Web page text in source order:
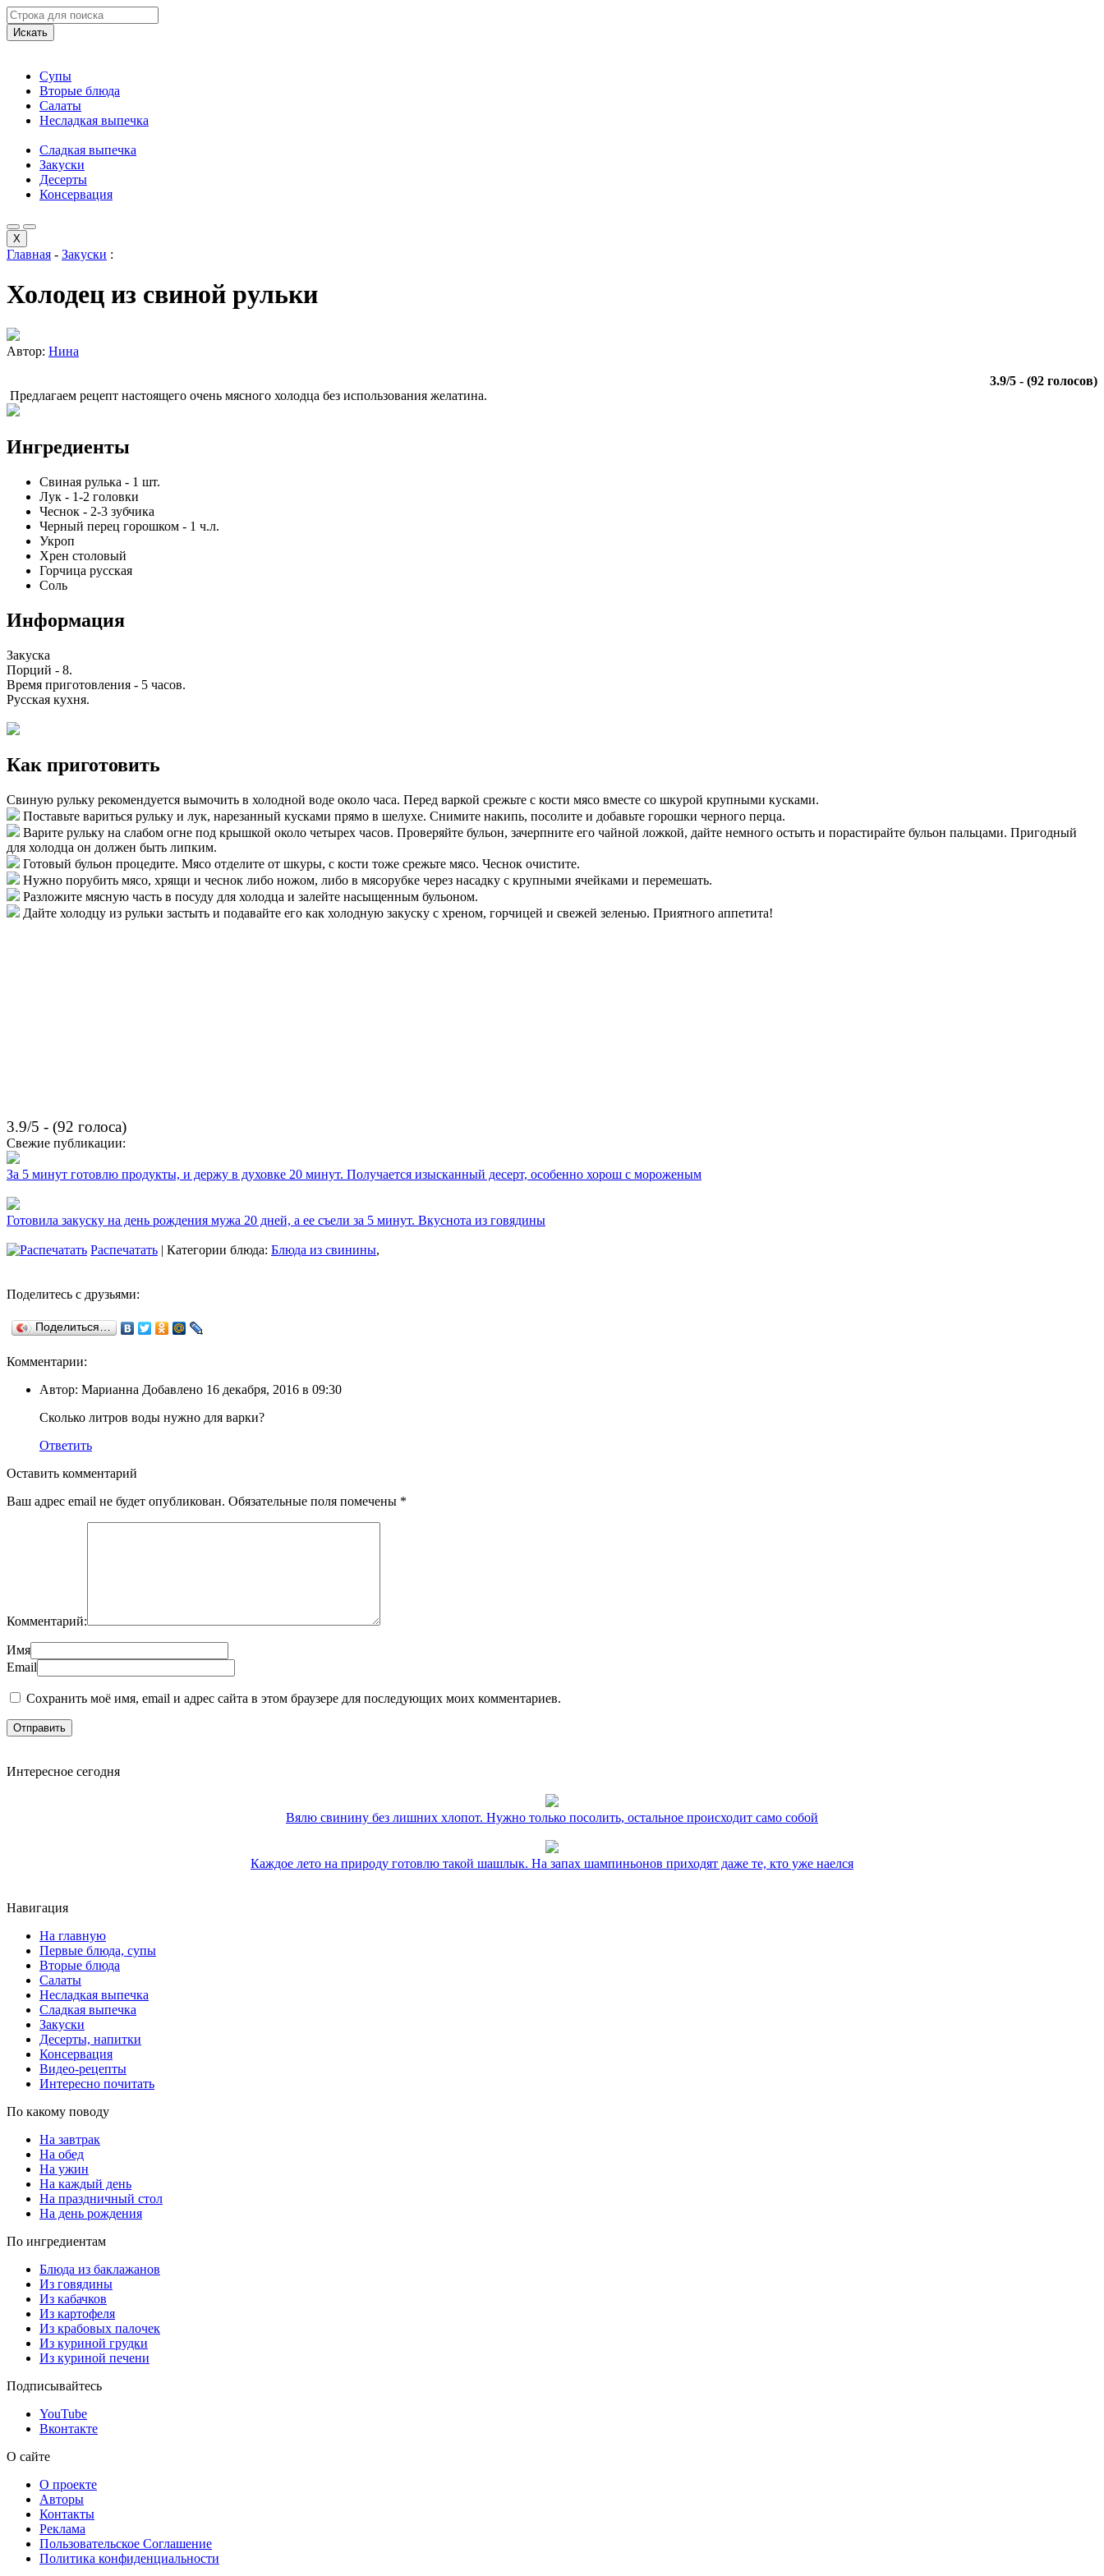
Искать
Супы
Вторые блюда
Салаты
Несладкая выпечка
Сладкая выпечка
Закуски
Десерты
Консервация
X
Главная - Закуски :
Холодец из свиной рульки
Автор: Нина
3.9/5 - (92 голосов)
Предлагаем рецепт настоящего очень мясного холодца без использования желатина.
Ингредиенты
Свиная рулька - 1 шт.
Лук - 1-2 головки
Чеснок - 2-3 зубчика
Черный перец горошком - 1 ч.л.
Укроп
Хрен столовый
Горчица русская
Соль
Информация
Закуска
Порций - 8.
Время приготовления - 5 часов.
Русская кухня.
Как приготовить
Свиную рульку рекомендуется вымочить в холодной воде около часа. Перед варкой срежьте с кости мясо вместе со шкурой крупными кусками.
Поставьте вариться рульку и лук, нарезанный кусками прямо в шелухе. Снимите накипь, посолите и добавьте горошки черного перца.
Варите рульку на слабом огне под крышкой около четырех часов. Проверяйте бульон, зачерпните его чайной ложкой, дайте немного остыть и порастирайте бульон пальцами. Пригодный
для холодца он должен быть липким.
Готовый бульон процедите. Мясо отделите от шкуры, с кости тоже срежьте мясо. Чеснок очистите.
Нужно порубить мясо, хрящи и чеснок либо ножом, либо в мясорубке через насадку с крупными ячейками и перемешать.
Разложите мясную часть в посуду для холодца и залейте насыщенным бульоном.
Дайте холодцу из рульки застыть и подавайте его как холодную закуску с хреном, горчицей и свежей зеленью. Приятного аппетита!
3.9/5 - (92 голоса)
Свежие публикации:
За 5 минут готовлю продукты, и держу в духовке 20 минут. Получается изысканный десерт, особенно хорош с мороженым
Готовила закуску на день рождения мужа 20 дней, а ее съели за 5 минут. Вкуснота из говядины
Распечатать | Категории блюда: Блюда из свинины,
Поделитесь с друзьями:
Поделиться…
Комментарии:
Автор: Марианна Добавлено 16 декабря, 2016 в 09:30
Сколько литров воды нужно для варки?
Ответить
Оставить комментарий
Ваш адрес email не будет опубликован. Обязательные поля помечены *
Комментарий:
Имя
Email
Сохранить моё имя, email и адрес сайта в этом браузере для последующих моих комментариев.
Интересное сегодня
Вялю свинину без лишних хлопот. Нужно только посолить, остальное происходит само собой
Каждое лето на природу готовлю такой шашлык. На запах шампиньонов приходят даже те, кто уже наелся
Навигация
На главную
Первые блюда, супы
Вторые блюда
Салаты
Несладкая выпечка
Сладкая выпечка
Закуски
Десерты, напитки
Консервация
Видео-рецепты
Интересно почитать
По какому поводу
На завтрак
На обед
На ужин
На каждый день
На праздничный стол
На день рождения
По ингредиентам
Блюда из баклажанов
Из говядины
Из кабачков
Из картофеля
Из крабовых палочек
Из куриной грудки
Из куриной печени
Подписывайтесь
YouTube
Вконтакте
О сайте
О проекте
Авторы
Контакты
Реклама
Пользовательское Соглашение
Политика конфиденциальности